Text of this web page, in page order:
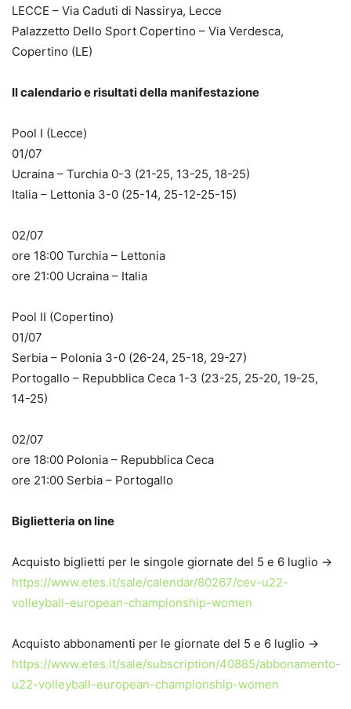
LECCE – Via Caduti di Nassirya, Lecce
Palazzetto Dello Sport Copertino – Via Verdesca,
Copertino (LE)
Il calendario e risultati della manifestazione
Pool I (Lecce)
01/07
Ucraina – Turchia 0-3 (21-25, 13-25, 18-25)
Italia – Lettonia 3-0 (25-14, 25-12-25-15)
02/07
ore 18:00 Turchia – Lettonia
ore 21:00 Ucraina – Italia
Pool II (Copertino)
01/07
Serbia – Polonia 3-0 (26-24, 25-18, 29-27)
Portogallo – Repubblica Ceca 1-3 (23-25, 25-20, 19-25,
14-25)
02/07
ore 18:00 Polonia – Repubblica Ceca
ore 21:00 Serbia – Portogallo
Biglietteria on line
Acquisto biglietti per le singole giornate del 5 e 6 luglio ->
https://www.etes.it/sale/calendar/80267/cev-u22-
volleyball-european-championship-women
Acquisto abbonamenti per le giornate del 5 e 6 luglio ->
https://www.etes.it/sale/subscription/40885/abbonamento-
u22-volleyball-european-championship-women